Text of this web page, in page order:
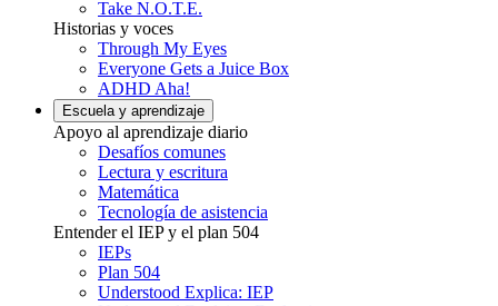
Take N.O.T.E.
Historias y voces
Through My Eyes
Everyone Gets a Juice Box
ADHD Aha!
Escuela y aprendizaje
Apoyo al aprendizaje diario
Desafíos comunes
Lectura y escritura
Matemática
Tecnología de asistencia
Entender el IEP y el plan 504
IEPs
Plan 504
Understood Explica: IEP